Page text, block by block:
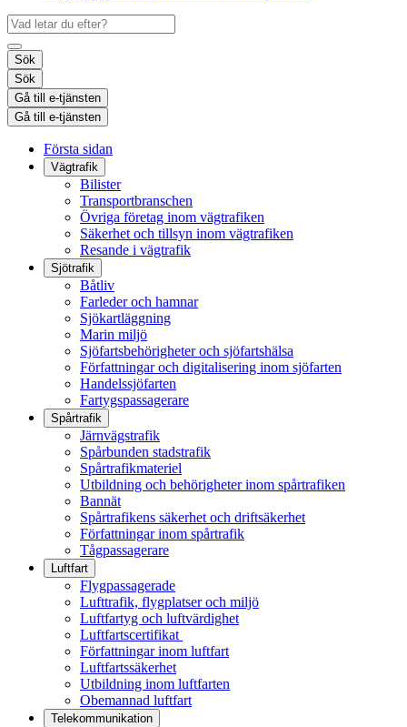
Sök
Sök
Gå till e-tjänsten
Gå till e-tjänsten
Första sidan
Vägtrafik
Bilister
Transportbranschen
Övriga företag inom vägtrafiken
Säkerhet och tillsyn inom vägtrafiken
Resande i vägtrafik
Sjötrafik
Båtliv
Farleder och hamnar
Sjökartläggning
Marin miljö
Sjöfartsbehörigheter och sjöfartshälsa
Författningar och digitalisering inom sjöfarten
Handelssjöfarten
Fartygspassagerare
Spårtrafik
Järnvägstrafik
Spårbunden stadstrafik
Spårtrafikmateriel
Utbildning och behörigheter inom spårtrafiken
Bannät
Spårtrafikens säkerhet och driftsäkerhet
Författningar inom spårtrafik
Tågpassagerare
Luftfart
Flygpassagerade
Lufttrafik, flygplatser och miljö
Luftfartyg och luftvärdighet
Luftfartscertifikat
Författningar inom luftfart
Luftfartssäkerhet
Utbildning inom luftfarten
Obemannad luftfart
Telekommunikation